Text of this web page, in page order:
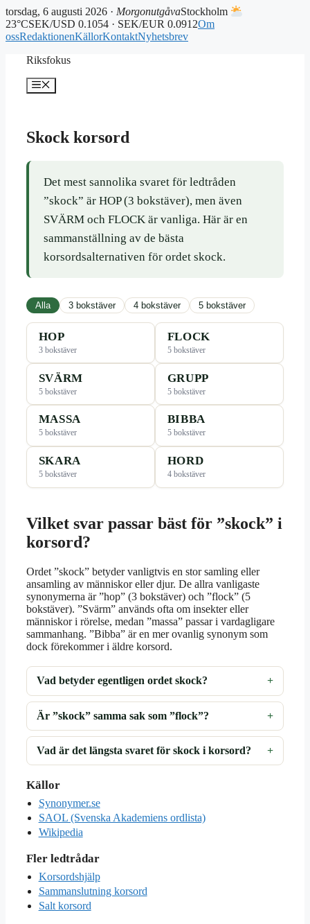
torsdag, 6 augusti 2026 · MorgonutgåvaStockholm
23°CSEK/USD 0.1054 · SEK/EUR 0.0912Om
ossRedaktionenKällorKontaktNyhetsbrev
Riksfokus
Meny
Skock korsord
Det mest sannolika svaret för ledtråden
”skock” är HOP (3 bokstäver), men även
SVÄRM och FLOCK är vanliga. Här är en
sammanställning av de bästa
korsordsalternativen för ordet skock.
Alla 3 bokstäver 4 bokstäver 5 bokstäver
HOP
3 bokstäver
FLOCK
5 bokstäver
SVÄRM
5 bokstäver
GRUPP
5 bokstäver
MASSA
5 bokstäver
BIBBA
5 bokstäver
SKARA
5 bokstäver
HORD
4 bokstäver
Vilket svar passar bäst för ”skock” i
korsord?
Ordet ”skock” betyder vanligtvis en stor samling eller
ansamling av människor eller djur. De allra vanligaste
synonymerna är ”hop” (3 bokstäver) och ”flock” (5
bokstäver). ”Svärm” används ofta om insekter eller
människor i rörelse, medan ”massa” passar i vardagligare
sammanhang. ”Bibba” är en mer ovanlig synonym som
dock förekommer i äldre korsord.
Vad betyder egentligen ordet skock?
Är ”skock” samma sak som ”flock”?
Vad är det längsta svaret för skock i korsord?
Källor
Synonymer.se
SAOL (Svenska Akademiens ordlista)
Wikipedia
Fler ledtrådar
Korsordshjälp
Sammanslutning korsord
Salt korsord